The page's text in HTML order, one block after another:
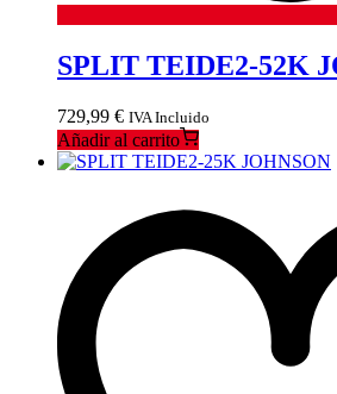
SPLIT TEIDE2-52K
729,99 € IVA Incluido
Añadir al carrito